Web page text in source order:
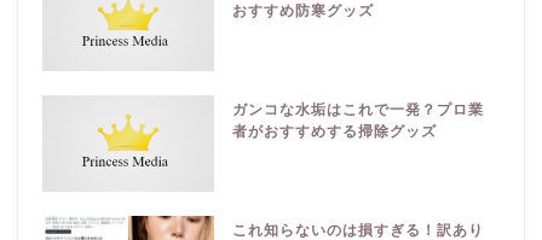
おすすめ防寒グッズ
ガンコな水垢はこれで一発？プロ業
者がおすすめする掃除グッズ
これ知らないのは損すぎる！訳あり